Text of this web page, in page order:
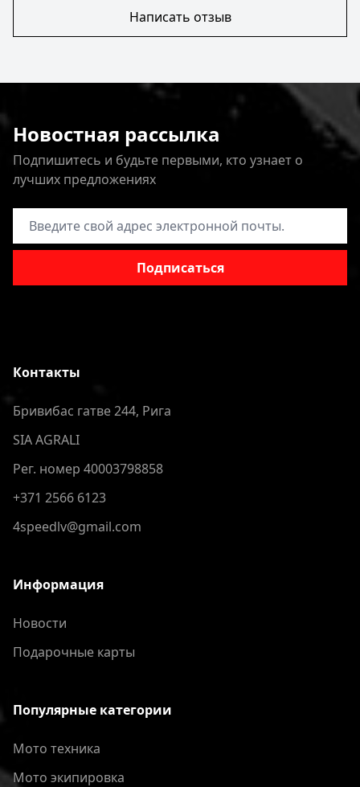
Написать отзыв
Новостная рассылка
Подпишитесь и будьте первыми, кто узнает о
лучших предложениях
Адрес электронной почты
Подписаться
Контакты
Бривибас гатве 244, Рига
SIA AGRALI
Рег. номер 40003798858
+371 2566 6123
4speedlv@gmail.com
Информация
Новости
Подарочные карты
Популярные категории
Мото техника
Мото экипировка